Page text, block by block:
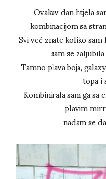
Ovakav dan htjela
kombinacijom sa
Svi već znate koliko
sam se
Tamno plava boja,
topa
Kombinirala sam ga
plavim
nadam se